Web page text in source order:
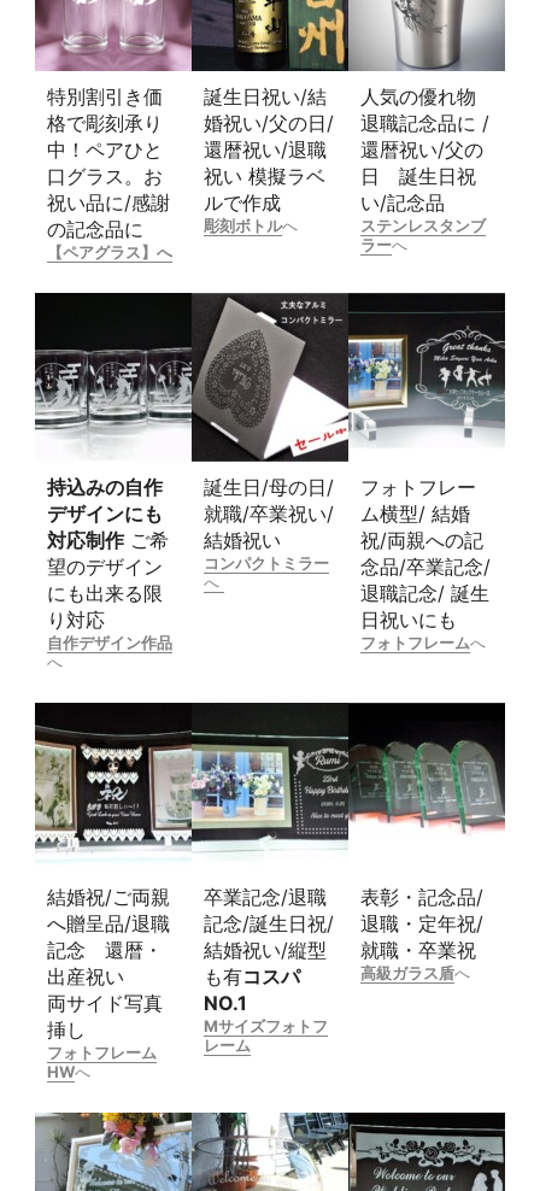
特別割引き価
格で彫刻承り
中！ペアひと
口グラス。お
祝い品に/感謝
の記念品に
【ペアグラス】へ
誕生日祝い/結
婚祝い/父の日/
還暦祝い/退職
祝い 模擬ラベ
ルで作成
彫刻ボトルへ
人気の優れ物
退職記念品に /
還暦祝い/父の
日 誕生日祝
い/記念品
ステンレスタンブ
ラーへ
持込みの自作
デザインにも
対応制作ご希
望のデザイン
にも出来る限
り対応
自作デザイン作品
へ
誕生日/母の日/
就職/卒業祝い/
結婚祝い
コンパクトミラー
へ
フォトフレー
ム横型/ 結婚
祝/両親への記
念品/卒業記念/
退職記念/ 誕生
日祝いにも
フォトフレームへ
結婚祝/ご両親
へ贈呈品/退職
記念 還暦・
出産祝い
両サイド写真
挿し
フォトフレーム
HWへ
卒業記念/退職
記念/誕生日祝/
結婚祝い/縦型
も有コスパ
NO.1
Mサイズフォトフ
レーム
表彰・記念品/
退職・定年祝/
就職・卒業祝
高級ガラス盾へ